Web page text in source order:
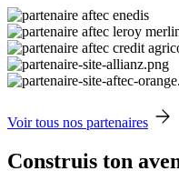
Voir tous nos partenaires
Construis ton